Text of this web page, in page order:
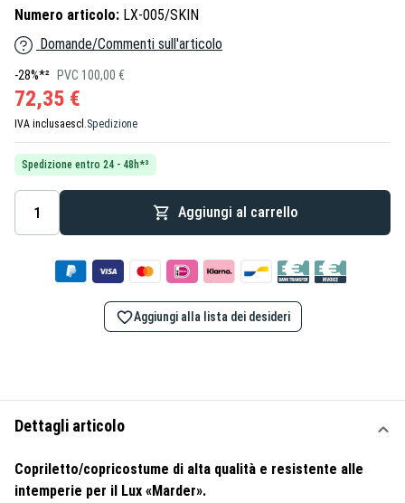
Numero articolo: LX-005/SKIN
Domande/Commenti sull'articolo
-28%*² PVC 100,00 €
72,35 €
IVA inclusaescl.Spedizione
Spedizione entro 24 - 48h*³
Aggiungi al carrello
Aggiungi alla lista dei desideri
Dettagli articolo
Copriletto/copricostume di alta qualità e resistente alle
intemperie per il Lux «Marder».